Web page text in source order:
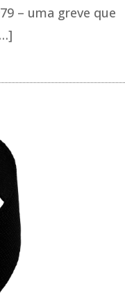
– uma greve que